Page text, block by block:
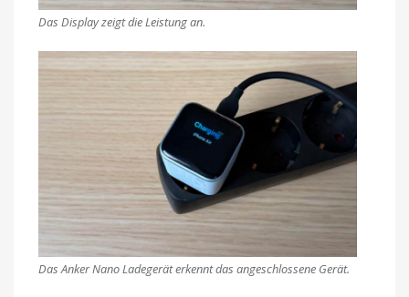
Das Display zeigt die Leistung an.
Das Anker Nano Ladegerät erkennt das angeschlossene Gerät.